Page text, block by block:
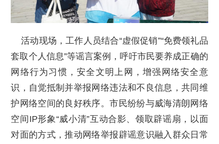
活动现场，工作人员结合“虚假促销”“免费领礼品
套取个人信息”等谣言案例，呼吁市民要养成正确的
网络行为习惯，安全文明上网，增强网络安全意
识，自觉抵制并举报网络违法和不良信息，共同维
护网络空间的良好秩序。市民纷纷与威海清朗网络
空间IP形象“威小清”互动合影、领取辟谣扇，以面
对面的方式，推动网络举报辟谣意识融入群众日常